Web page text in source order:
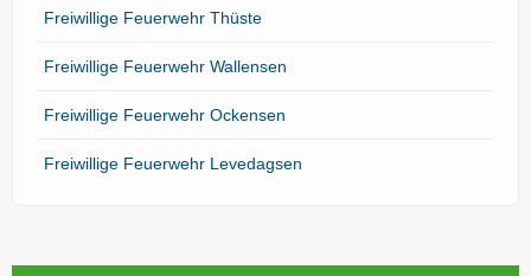
Freiwillige Feuerwehr Thüste
Freiwillige Feuerwehr Wallensen
Freiwillige Feuerwehr Ockensen
Freiwillige Feuerwehr Levedagsen